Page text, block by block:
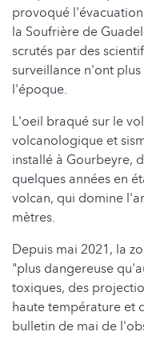
provoqué
la Soufrière de
scrutés par des
surveillance n'ont
l'époque.
L'oeil braqué sur le
volcanologique et
installé à Gourbeyre,
quelques années en
volcan, qui domine
mètres.
Depuis mai 2021, la
"plus dangereuse
toxiques, des
haute température et
bulletin de mai de